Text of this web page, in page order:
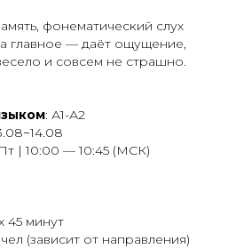
фонематический слух
а главное — даёт ощущение,
и совсем не страшно.
: А1-А2
| 10:00 — 10:45 (МСК)
45 минут
(зависит от направления)